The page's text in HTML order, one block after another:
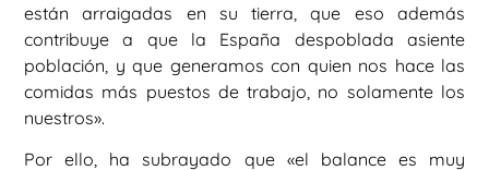
están arraigadas en su tierra, que eso además
contribuye a que la España despoblada asiente
población, y que generamos con quien nos hace las
comidas más puestos de trabajo, no solamente los
nuestros».
Por ello, ha subrayado que «el balance es muy